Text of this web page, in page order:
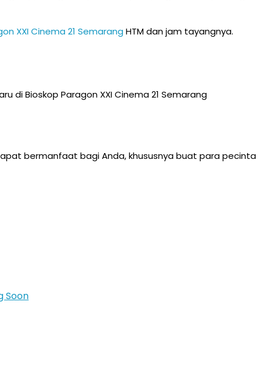
XXI Cinema 21 Semarang HTM dan jam tayangnya.
di Bioskop Paragon XXI Cinema 21 Semarang
bermanfaat bagi Anda, khususnya buat para pecinta
Soon